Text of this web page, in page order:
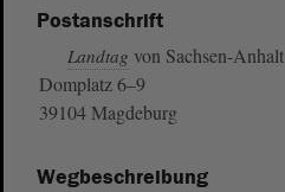
Postanschrift
Landtag von Sachsen-Anhalt
Domplatz 6–9
39104 Magdeburg
Wegbeschreibung